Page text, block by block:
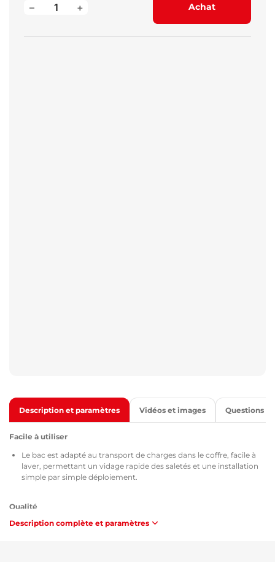
+
– Achat
Description et paramètres Vidéos et images Questions
Facile à utiliser
Le bac est adapté au transport de charges dans le coffre, facile à
laver, permettant un vidage rapide des saletés et une installation
simple par simple déploiement.
Qualité
Tous les bacs de coffre sont fournis avec le certificat TÜV Süd
Description complète et paramètres